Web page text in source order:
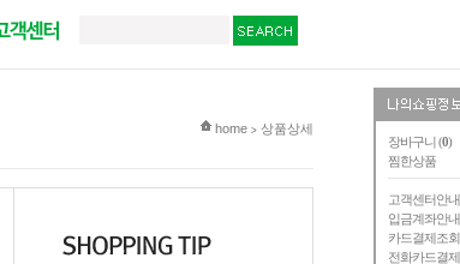
장바구니 (0)
찜한상품
고객센터안내
입금계좌안내
카드결제조회
전화카드결제
현재 위치
home > 상품상세